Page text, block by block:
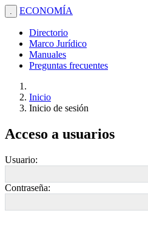
. ECONOMÍA
Directorio
Marco Jurídico
Manuales
Preguntas frecuentes
Inicio
Inicio de sesión
Acceso a usuarios
Usuario:
Contraseña: